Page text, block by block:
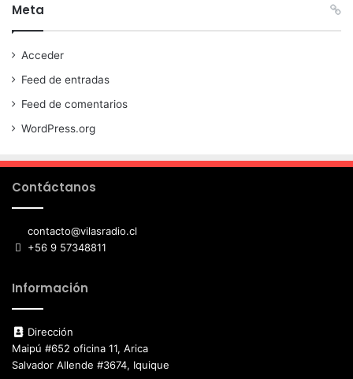
Meta
Acceder
Feed de entradas
Feed de comentarios
WordPress.org
Contáctanos
contacto@vilasradio.cl
+56 9 57348811
Información
Dirección
Maipú #652 oficina 11, Arica
Salvador Allende #3674, Iquique